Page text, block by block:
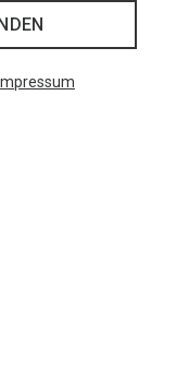
Impressum